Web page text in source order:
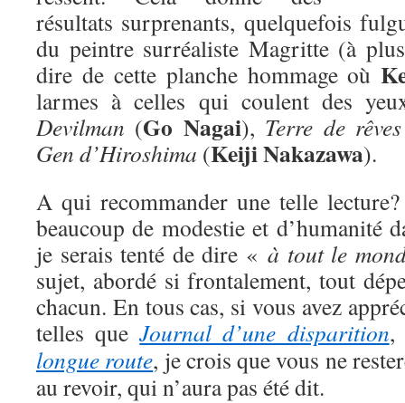
résultats surprenants, quelquefois
du peintre surréaliste Magritte (à
dire de cette planche hommage où
larmes à celles qui coulent des
Devilman (Go Nagai), Terre de rêves
Gen d’Hiroshima (Keiji Nakazawa).
A qui recommander une telle
beaucoup de modestie et d’humanité
je serais tenté de dire «à tout le
sujet, abordé si frontalement, tout
chacun. En tous cas, si vous avez
telles queJournal d’une disparition,
longue route, je crois que vous ne
au revoir, qui n’aura pas été dit.